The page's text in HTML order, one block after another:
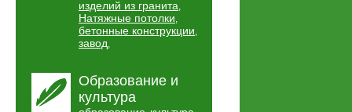
изделий из гранита,
Натяжные потолки,
бетонные конструкции,
завод,
Образование и
культура